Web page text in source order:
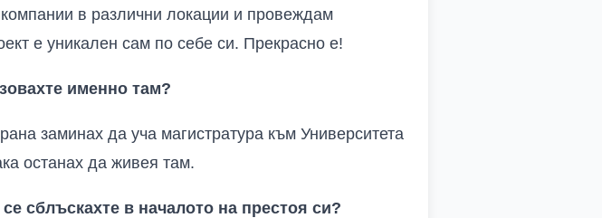
в различни локации и провеждам
е уникален сам по себе си. Прекрасно е!
именно там?
заминах да уча магистратура към Университета
останах да живея там.
сблъскахте в началото на престоя си?